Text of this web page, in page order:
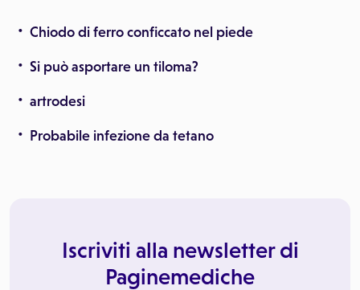
Chiodo di ferro conficcato nel piede
Si può asportare un tiloma?
artrodesi
Probabile infezione da tetano
Iscriviti alla newsletter di
Paginemediche